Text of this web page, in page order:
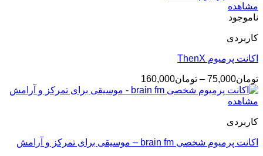
مشاهده
ناموجود
کاربردی
اکانت پرمیوم ThenX
تومان75,000
– تومان160,000
قیمت:
مشاهده
کاربردی
اکانت پرمیوم شخصی brain fm – موسیقی برای تمرکز و آرامش